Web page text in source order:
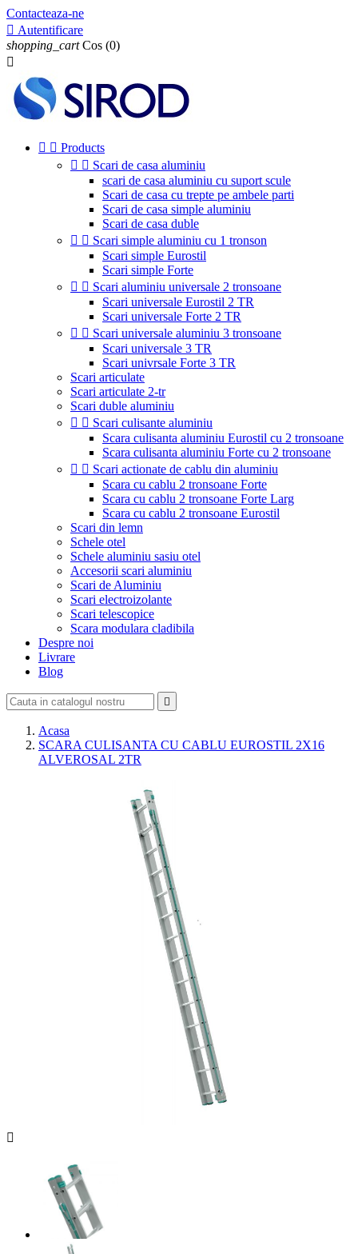
Contacteaza-ne
 Autentificare
shopping_cart Cos (0)

  Products
  Scari de casa aluminiu
scari de casa aluminiu cu suport scule
Scari de casa cu trepte pe ambele parti
Scari de casa simple aluminiu
Scari de casa duble
  Scari simple aluminiu cu 1 tronson
Scari simple Eurostil
Scari simple Forte
  Scari aluminiu universale 2 tronsoane
Scari universale Eurostil 2 TR
Scari universale Forte 2 TR
  Scari universale aluminiu 3 tronsoane
Scari universale 3 TR
Scari univrsale Forte 3 TR
Scari articulate
Scari articulate 2-tr
Scari duble aluminiu
  Scari culisante aluminiu
Scara culisanta aluminiu Eurostil cu 2 tronsoane
Scara culisanta aluminiu Forte cu 2 tronsoane
  Scari actionate de cablu din aluminiu
Scara cu cablu 2 tronsoane Forte
Scara cu cablu 2 tronsoane Forte Larg
Scara cu cablu 2 tronsoane Eurostil
Scari din lemn
Schele otel
Schele aluminiu sasiu otel
Accesorii scari aluminiu
Scari de Aluminiu
Scari electroizolante
Scari telescopice
Scara modulara cladibila
Despre noi
Livrare
Blog

Acasa
SCARA CULISANTA CU CABLU EUROSTIL 2X16
ALVEROSAL 2TR
